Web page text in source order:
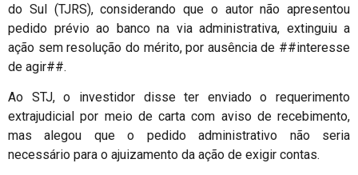
do Sul (TJRS), considerando que o autor não apresentou
pedido prévio ao banco na via administrativa, extinguiu a
ação sem resolução do mérito, por ausência de ##interesse
de agir##.
Ao STJ, o investidor disse ter enviado o requerimento
extrajudicial por meio de carta com aviso de recebimento,
mas alegou que o pedido administrativo não seria
necessário para o ajuizamento da ação de exigir contas.